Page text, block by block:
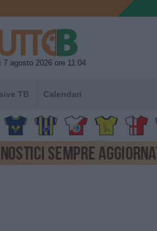
7 agosto 2026 ore 11:04
TB Calendari